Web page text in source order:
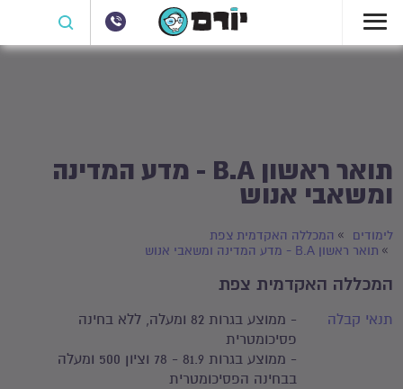
תואר ראשון B.A - מדע המדינה
ומשאבי אנוש
לימודים
המכללה האקדמית צפת
תואר ראשון B.A - מדע המדינה ומשאבי אנוש
המכללה האקדמית צפת
תנאי קבלה
- ממוצע בגרות 82 ומעלה, ללא בחינה
פסיכומטרית
- ממוצע בגרות 81.9 - 78 וציון 500 ומעלה
בבחינה הפסיכומטרית